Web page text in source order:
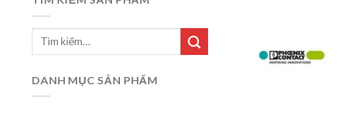
DANH MỤC SẢN PHẨM